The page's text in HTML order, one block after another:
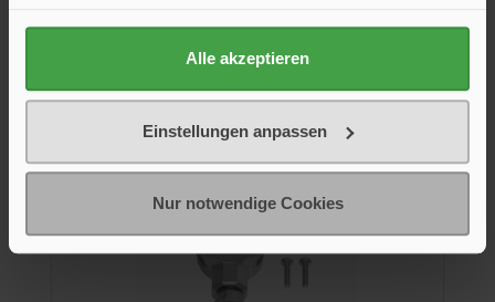
Alle akzeptieren
Einstellungen anpassen
Nur notwendige Cookies
In den Warenkorb
Produktgalerie überspringen